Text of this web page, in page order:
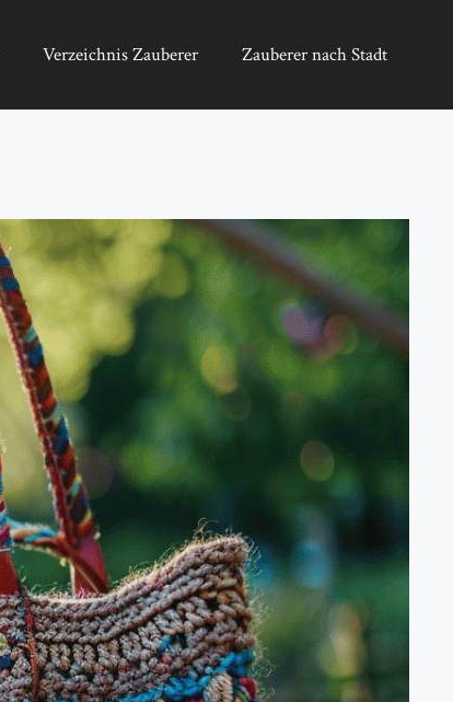
Verzeichnis Zauberer Zauberer nach Stadt